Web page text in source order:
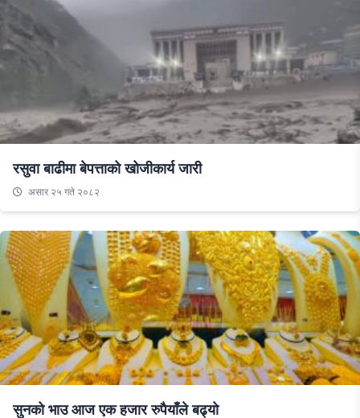
रसुवा बाढीमा बेपत्ताको खोजीकार्य जारी
असार २५ गते २०८२
सुनको भाउ आज एक हजार रुपैयाँले बढ्यो